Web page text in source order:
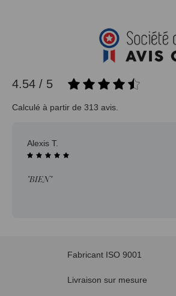
4.54 / 5
Calculé à partir de 313 avis.
Jean-pierre H.
"Délai trop long pour un produit en stock."
Fabricant ISO 9001
Livraison sur mesure